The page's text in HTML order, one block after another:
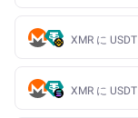
XMR に USDT
XMR に USDT